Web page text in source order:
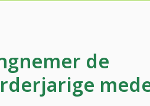
de